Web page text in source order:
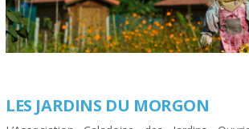
LES JARDINS DU MORGON